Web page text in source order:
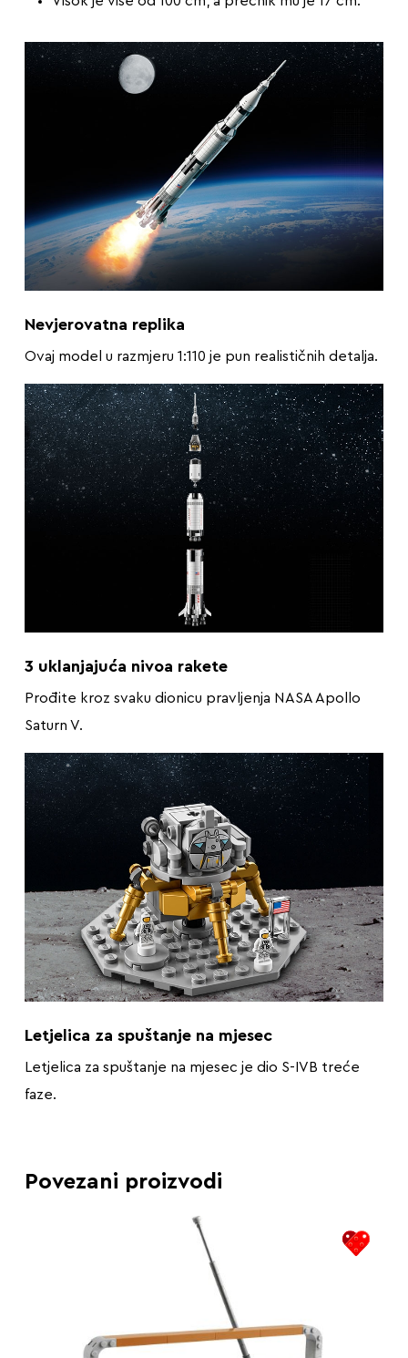
Nevjerovatna replika
Ovaj model u razmjeru 1:110 je pun realističnih detalja.
3 uklanjajuća nivoa rakete
Prođite kroz svaku dionicu pravljenja NASA Apollo
Saturn V.
Letjelica za spuštanje na mjesec
Letjelica za spuštanje na mjesec je dio S-IVB treće
faze.
Povezani proizvodi